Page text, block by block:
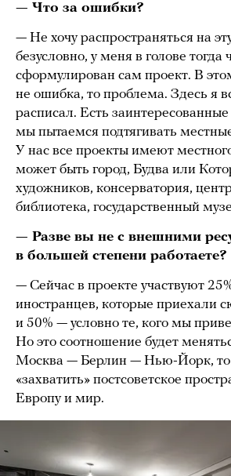
— Что за ошибки?
— Не хочу распространяться на
безусловно, у меня в голове тогда
сформулирован сам проект. В
не ошибка, то проблема. Здесь я
расписал. Есть заинтересованные
мы пытаемся подтягивать
У нас все проекты имеют
может быть город, Будва или
художников, консерватория,
библиотека, государственный
— Разве вы не с внешними
в большей степени работаете?
— Сейчас в проекте участвуют
иностранцев, которые приехали
и 50% — условно те, кого мы
Но это соотношение будет
Москва — Берлин — Нью-Йорк, то
«захватить» постсоветское
Европу и мир.